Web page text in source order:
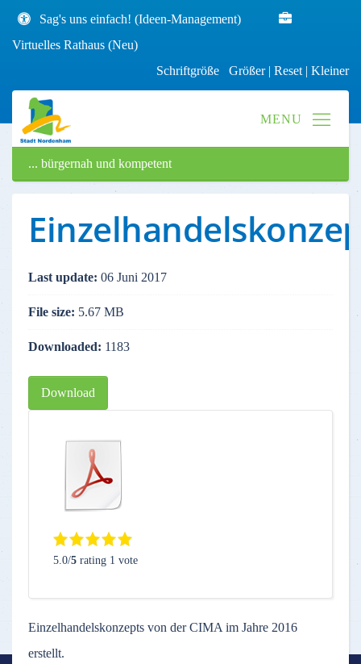
Sag's uns einfach! (Ideen-Management)
Virtuelles Rathaus (Neu)
Schriftgröße Größer| Reset | Kleiner
... bürgernah und kompetent
Last update: 06 Juni 2017
File size: 5.67 MB
Downloaded: 1183
Download
5.0/5 rating 1 vote
Einzelhandelskonzepts von der CIMA im Jahre 2016
erstellt.